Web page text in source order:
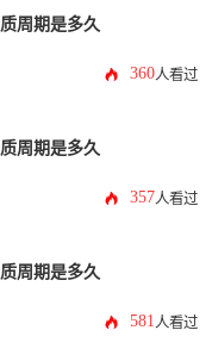
周期是多久
360人看过
周期是多久
357人看过
周期是多久
581人看过